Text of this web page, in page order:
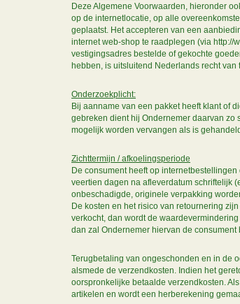
Deze Algemene Voorwaarden, hieronder
op de internetlocatie, op alle
geplaatst. Het accepteren van een
internet web-shop te raadplegen (via http://
vestigingsadres bestelde of gekochte
hebben, is uitsluitend Nederlands recht van
Onderzoekplicht:
Bij aanname van een pakket heeft klant of
gebreken dient hij Ondernemer daarvan
mogelijk worden vervangen als is
Zichttermijn / afkoelingsperiode
De consument heeft op
veertien dagen na afleverdatum schriftelijk
onbeschadigde, originele verpakking
De kosten en het risico van retournering
verkocht, dan wordt de
dan zal Ondernemer hiervan de
Terugbetaling van ongeschonden en in de
alsmede de verzendkosten. Indien het
oorspronkelijke betaalde verzendkosten.
artikelen en wordt een herberekening